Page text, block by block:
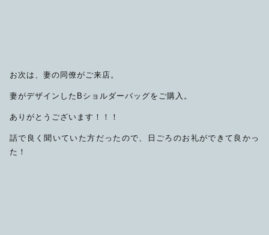
お次は、妻の同僚がご来店。
妻がデザインしたBショルダーバッグをご購入。
ありがとうございます！！！
話で良く聞いていた方だったので、日ごろのお礼ができて良かっ
た！